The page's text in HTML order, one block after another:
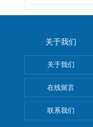
关于我们
关于我们
在线留言
联系我们